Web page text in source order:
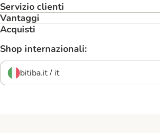
Servizio clienti
Vantaggi
Acquisti
Shop internazionali:
bitiba.it / it